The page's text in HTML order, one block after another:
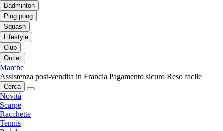
Badminton
Ping pong
Squash
Lifestyle
Club
Outlet
Marche
Assistenza post-vendita in Francia Pagamento sicuro Reso facile
Cerca
Novità
Scarpe
Racchette
Tennis